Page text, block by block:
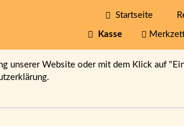
Startseite
Kasse
Website oder mit dem Klick auf